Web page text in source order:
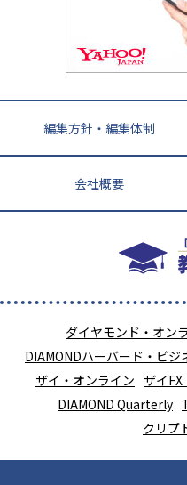
鹿児島県
教育ジャーナリストが
編集方針・編集体制
会社概要
ダイヤモンド・オン
DIAMONDハーバード・ビジ
ザイ・オンライン ザイFX
DIAMOND Quarterly
クリプ